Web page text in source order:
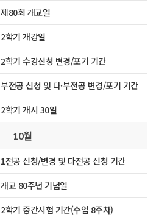
제80회 개교일
2학기 개강일
2학기 수강신청 변경/포기 기간
부전공 신청 및 다·부전공 변경/포기 기간
2학기 개시 30일
10월
1전공 신청/변경 및 다전공 신청 기간
개교 80주년 기념일
2학기 중간시험 기간(수업 8주차)